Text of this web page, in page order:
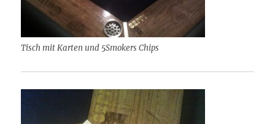
Tisch mit Karten und 5Smokers Chips